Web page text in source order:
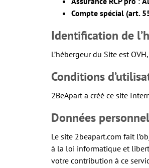
Compte spécial (art.
Identification de
L’hébergeur du Site est
Conditions
2BeApart a créé ce site
Données
Le site 2beapart.com fait
à la loi informatique et
votre contribution à ce